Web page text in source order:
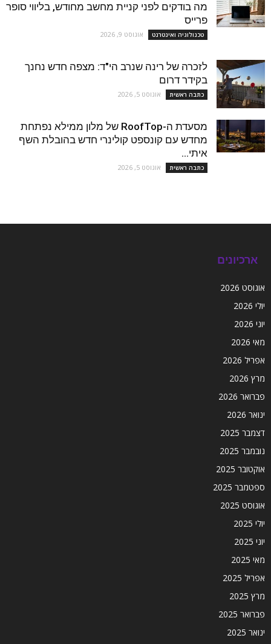
מה בודקים לפני קניית מחשב מחודש, בליווי סופר
פרייס
טכנולוגיה ואינטרנט אוגוסט 9, 2026
לזכרה של רינה שנרב הי"ד: מצפה חדש נחנך
בקידר דרום
כתבה ראשית אוגוסט 5, 2026
מסעדת ה-RoofTop של מלון ממילא נפתחת
מחדש עם קונספט קולינרי חדש בהובלת השף
איתי...
כתבה ראשית אוגוסט 5, 2026
ארכיונים
אוגוסט 2026
יולי 2026
יוני 2026
מאי 2026
אפריל 2026
מרץ 2026
פברואר 2026
ינואר 2026
דצמבר 2025
נובמבר 2025
אוקטובר 2025
ספטמבר 2025
אוגוסט 2025
יולי 2025
יוני 2025
מאי 2025
אפריל 2025
מרץ 2025
פברואר 2025
ינואר 2025